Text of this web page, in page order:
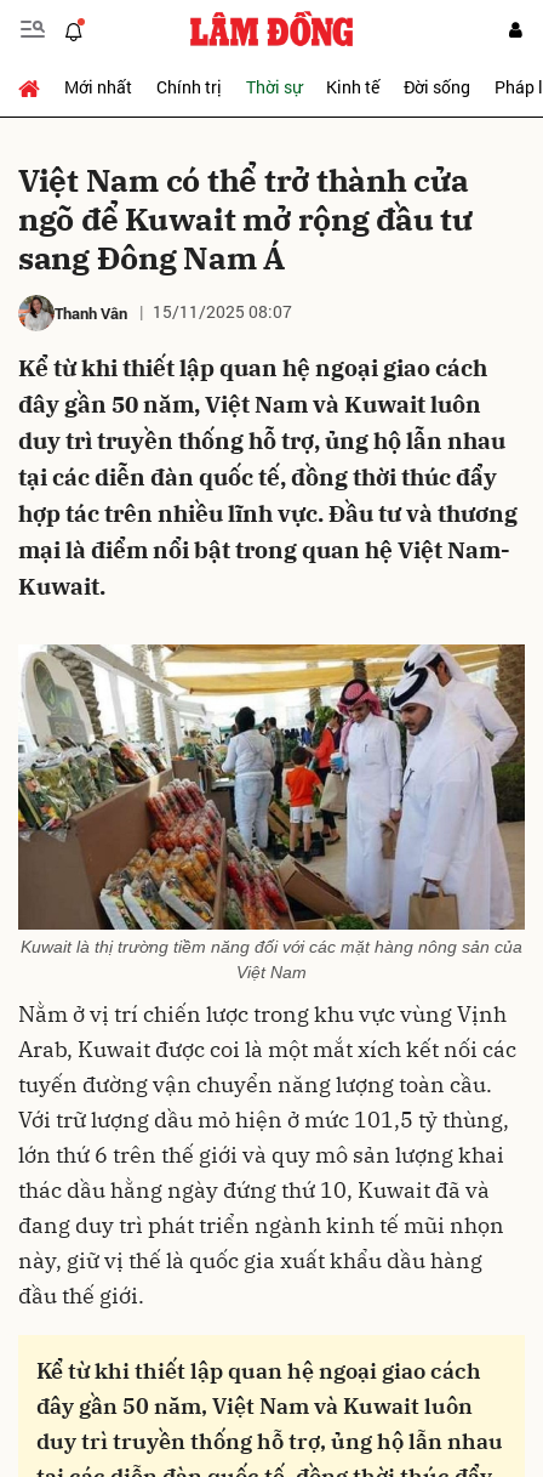
Mới nhất Chính trị Thời sự Kinh tế Đời sống Pháp
Việt Nam có thể trở thành cửa
ngõ để Kuwait mở rộng đầu tư
sang Đông Nam Á
Thanh Vân 15/11/2025 08:07
Kể từ khi thiết lập quan hệ ngoại giao cách
đây gần 50 năm, Việt Nam và Kuwait luôn
duy trì truyền thống hỗ trợ, ủng hộ lẫn nhau
tại các diễn đàn quốc tế, đồng thời thúc đẩy
hợp tác trên nhiều lĩnh vực. Đầu tư và thương
mại là điểm nổi bật trong quan hệ Việt Nam-
Kuwait.
Kuwait là thị trường tiềm năng đối với các mặt hàng nông sản của
Việt Nam
Nằm ở vị trí chiến lược trong khu vực vùng Vịnh
Arab, Kuwait được coi là một mắt xích kết nối các
tuyến đường vận chuyển năng lượng toàn cầu.
Với trữ lượng dầu mỏ hiện ở mức 101,5 tỷ thùng,
lớn thứ 6 trên thế giới và quy mô sản lượng khai
thác dầu hằng ngày đứng thứ 10, Kuwait đã và
đang duy trì phát triển ngành kinh tế mũi nhọn
này, giữ vị thế là quốc gia xuất khẩu dầu hàng
đầu thế giới.
Kể từ khi thiết lập quan hệ ngoại giao cách
đây gần 50 năm, Việt Nam và Kuwait luôn
duy trì truyền thống hỗ trợ, ủng hộ lẫn nhau
Gửi bình luận
Hủy Gửi